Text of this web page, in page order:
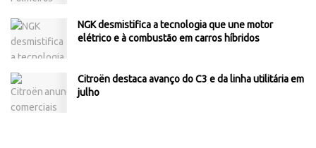
NGK desmistifica a tecnologia que une motor
elétrico e à combustão em carros híbridos
Citroën destaca avanço do C3 e da linha utilitária em
julho